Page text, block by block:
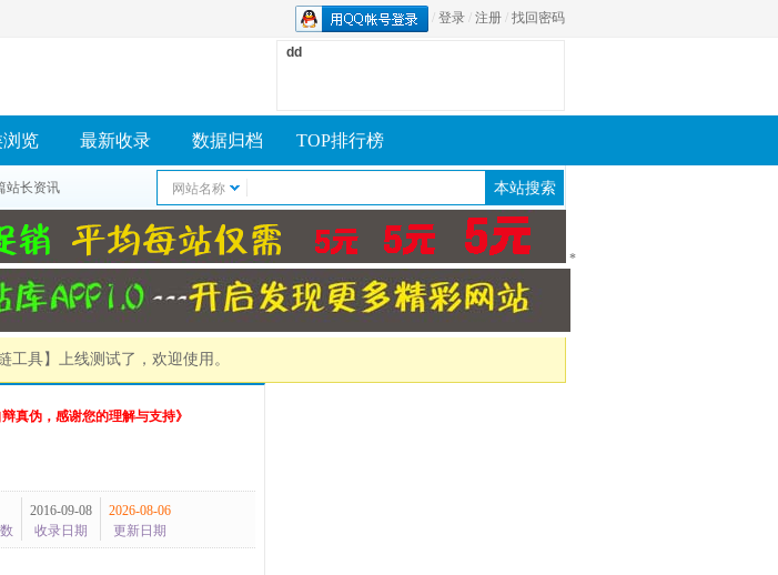
/ 登录 / 注册 / 找回密码
dd
览 最新收录 数据归档 TOP排行榜
站长资讯 网站名称
*
工具】 上线测试了，欢迎使用。
真伪，感谢您的理解与支持》
2016-09-08
收录日期
2026-08-06
更新日期